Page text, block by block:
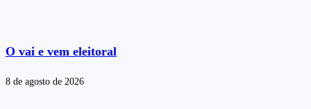
O vai e vem eleitoral
8 de agosto de 2026